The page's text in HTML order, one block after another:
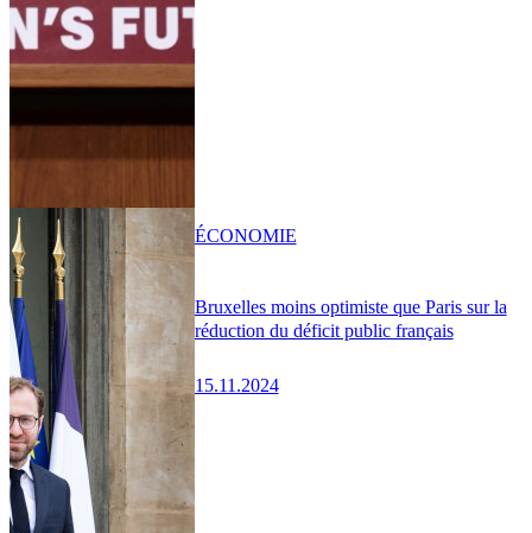
Bruxelles moins optimiste que Paris sur la
réduction du déficit public français
15.11.2024
ÉCONOMIE